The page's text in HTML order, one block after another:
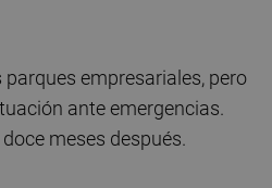
empresariales, pero
ante emergencias.
meses después.